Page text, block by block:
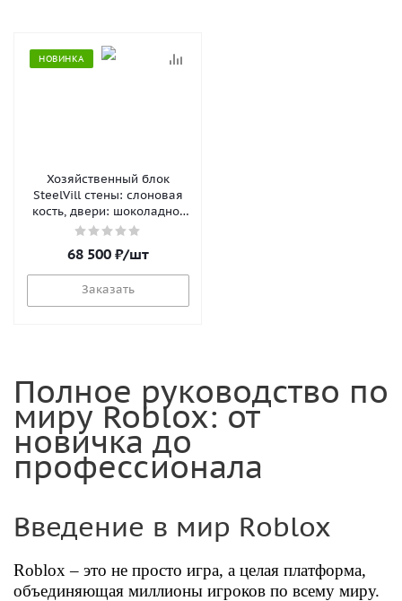
НОВИНКА
Хозяйственный блок
SteelVill стены: слоновая
кость, двери: шоколадно-
коричневый
68 500 ₽/шт
Заказать
Полное руководство по
миру Roblox: от
новичка до
профессионала
Введение в мир Roblox
Roblox – это не просто игра, а целая платформа,
объединяющая миллионы игроков по всему миру.